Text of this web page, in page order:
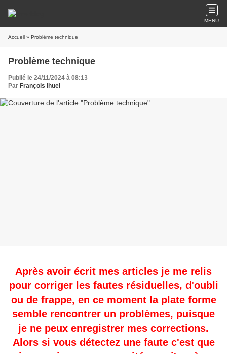
MENU
Accueil » Problème technique
Problème technique
Publié le 24/11/2024 à 08:13
Par François Ihuel
Après avoir écrit mes articles je me relis
pour corriger les fautes résiduelles, d'oubli
ou de frappe, en ce moment la plate forme
semble rencontrer un problèmes, puisque
je ne peux enregistrer mes corrections.
Alors si vous détectez une faute c'est que